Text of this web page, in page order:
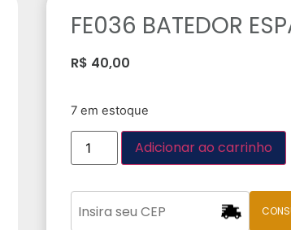
FE036 BATEDOR
R$ 40,00
7 em estoque
Adicionar ao carrinho